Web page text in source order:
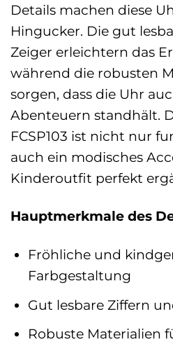
Details machen diese
Hingucker. Die gut
Zeiger erleichtern das
während die robusten
sorgen, dass die Uhr
Abenteuern standhält.
FCSP103 ist nicht nur
auch ein modisches
Kinderoutfit perfekt
Hauptmerkmale des
Fröhliche und
Farbgestaltung
Gut lesbare Ziffern
Robuste Materialien